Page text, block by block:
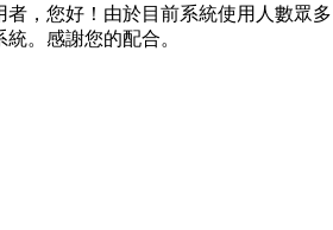
者，您好！由於目前系統使用人數眾
。感謝您的配合。